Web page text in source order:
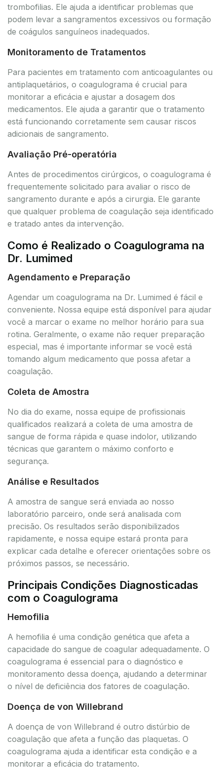
trombofilias. Ele ajuda a identificar problemas que
podem levar a sangramentos excessivos ou formação
de coágulos sanguíneos inadequados.
Monitoramento de Tratamentos
Para pacientes em tratamento com anticoagulantes ou
antiplaquetários, o coagulograma é crucial para
monitorar a eficácia e ajustar a dosagem dos
medicamentos. Ele ajuda a garantir que o tratamento
está funcionando corretamente sem causar riscos
adicionais de sangramento.
Avaliação Pré-operatória
Antes de procedimentos cirúrgicos, o coagulograma é
frequentemente solicitado para avaliar o risco de
sangramento durante e após a cirurgia. Ele garante
que qualquer problema de coagulação seja identificado
e tratado antes da intervenção.
Como é Realizado o Coagulograma na
Dr. Lumimed
Agendamento e Preparação
Agendar um coagulograma na Dr. Lumimed é fácil e
conveniente. Nossa equipe está disponível para ajudar
você a marcar o exame no melhor horário para sua
rotina. Geralmente, o exame não requer preparação
especial, mas é importante informar se você está
tomando algum medicamento que possa afetar a
coagulação.
Coleta de Amostra
No dia do exame, nossa equipe de profissionais
qualificados realizará a coleta de uma amostra de
sangue de forma rápida e quase indolor, utilizando
técnicas que garantem o máximo conforto e
segurança.
Análise e Resultados
A amostra de sangue será enviada ao nosso
laboratório parceiro, onde será analisada com
precisão. Os resultados serão disponibilizados
rapidamente, e nossa equipe estará pronta para
explicar cada detalhe e oferecer orientações sobre os
próximos passos, se necessário.
Principais Condições Diagnosticadas
com o Coagulograma
Hemofilia
A hemofilia é uma condição genética que afeta a
capacidade do sangue de coagular adequadamente. O
coagulograma é essencial para o diagnóstico e
monitoramento dessa doença, ajudando a determinar
o nível de deficiência dos fatores de coagulação.
Doença de von Willebrand
A doença de von Willebrand é outro distúrbio de
coagulação que afeta a função das plaquetas. O
coagulograma ajuda a identificar esta condição e a
monitorar a eficácia do tratamento.